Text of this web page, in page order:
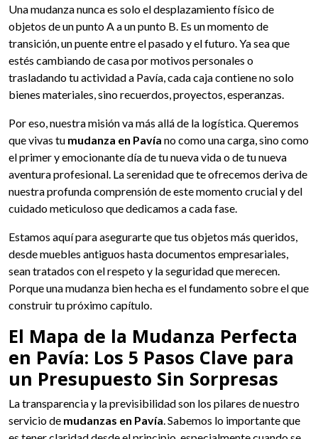
Una mudanza nunca es solo el desplazamiento físico de
objetos de un punto A a un punto B. Es un momento de
transición, un puente entre el pasado y el futuro. Ya sea que
estés cambiando de casa por motivos personales o
trasladando tu actividad a Pavía, cada caja contiene no solo
bienes materiales, sino recuerdos, proyectos, esperanzas.
Por eso, nuestra misión va más allá de la logística. Queremos
que vivas tu mudanza en Pavía no como una carga, sino como
el primer y emocionante día de tu nueva vida o de tu nueva
aventura profesional. La serenidad que te ofrecemos deriva de
nuestra profunda comprensión de este momento crucial y del
cuidado meticuloso que dedicamos a cada fase.
Estamos aquí para asegurarte que tus objetos más queridos,
desde muebles antiguos hasta documentos empresariales,
sean tratados con el respeto y la seguridad que merecen.
Porque una mudanza bien hecha es el fundamento sobre el que
construir tu próximo capítulo.
El Mapa de la Mudanza Perfecta
en Pavía: Los 5 Pasos Clave para
un Presupuesto Sin Sorpresas
La transparencia y la previsibilidad son los pilares de nuestro
servicio de mudanzas en Pavía. Sabemos lo importante que